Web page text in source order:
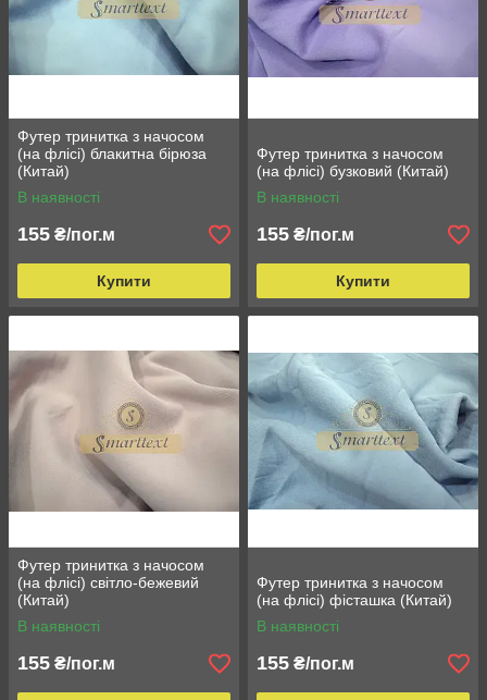
Футер тринитка з начосом
(на флісі) блакитна бірюза
(Китай)
В наявності
155 ₴/пог.м
Купити
Футер тринитка з начосом
(на флісі) бузковий (Китай)
В наявності
155 ₴/пог.м
Купити
Футер тринитка з начосом
(на флісі) світло-бежевий
(Китай)
В наявності
155 ₴/пог.м
Футер тринитка з начосом
(на флісі) фісташка (Китай)
В наявності
155 ₴/пог.м